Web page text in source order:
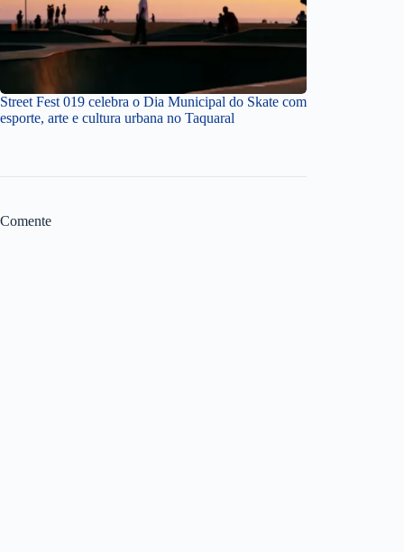
Street Fest 019 celebra o Dia Municipal do Skate com
esporte, arte e cultura urbana no Taquaral
Comente